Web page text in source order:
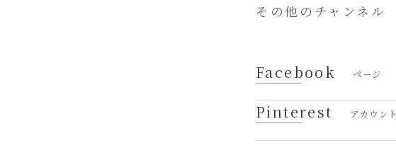
その他のチャンネル
Facebook ページ
Pinterest アカウント